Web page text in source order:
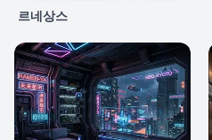
르네상스